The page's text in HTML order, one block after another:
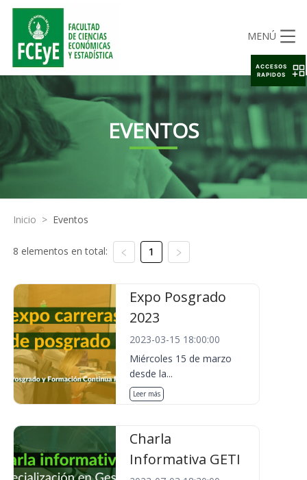
MENÚ
EVENTOS
Inicio > Eventos
8 elementos en total: 1
Expo Posgrado
2023
2023-03-15 18:00:00
Miércoles 15 de marzo
desde la...
Leer más
Charla
Informativa GETI
ACCESOS
RAPIDOS